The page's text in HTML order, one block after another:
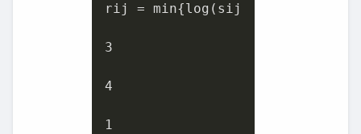
rij = min{log(sij
3
4
1